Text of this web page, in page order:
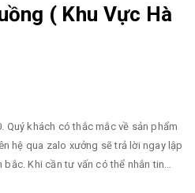
( Khu Vực Hà
Quý khách có thắc mắc về sản phẩm
hệ qua zalo xưởng sẽ trả lời ngay lập
Khi cần tư vấn có thể nhắn tin